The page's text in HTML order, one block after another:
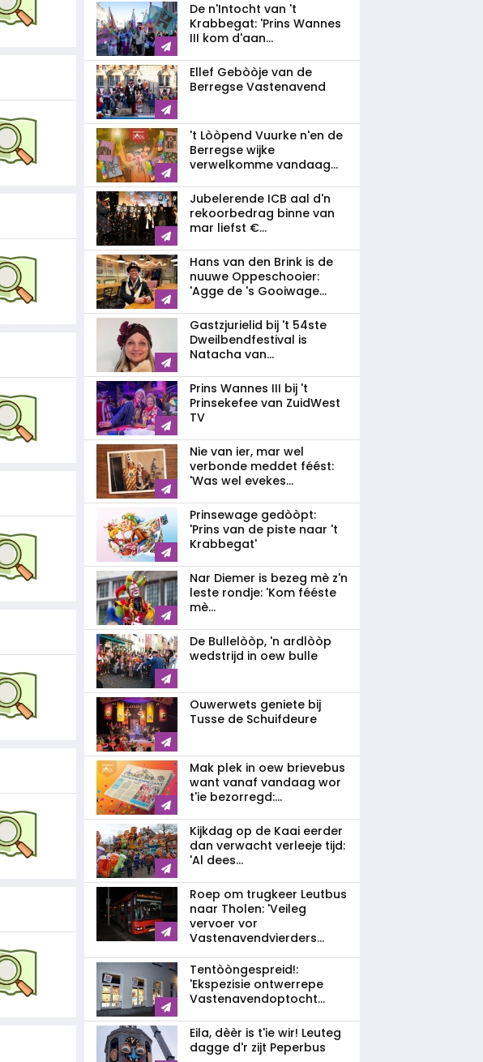
De n'Intocht van 't
Krabbegat: 'Prins Wannes
III kom d'aan...
Ellef Gebòòje van de
Berregse Vastenavend
't Lòòpend Vuurke n'en de
Berregse wijke
verwelkomme vandaag...
Jubelerende ICB aal d'n
rekoorbedrag binne van
mar liefst €...
Hans van den Brink is de
nuuwe Oppeschooier:
'Agge de 's Gooiwage...
Gastzjurielid bij 't 54ste
Dweilbendfestival is
Natacha van...
Prins Wannes III bij 't
Prinsekefee van ZuidWest
TV
Nie van ier, mar wel
verbonde meddet féést:
'Was wel evekes...
Prinsewage gedòòpt:
'Prins van de piste naar 't
Krabbegat'
Nar Diemer is bezeg mè z'n
leste rondje: 'Kom fééste
mè...
De Bullelòòp, 'n ardlòòp
wedstrijd in oew bulle
Ouwerwets geniete bij
Tusse de Schuifdeure
Mak plek in oew brievebus
want vanaf vandaag wor
t'ie bezorregd:...
Kijkdag op de Kaai eerder
dan verwacht verleeje tijd:
'Al dees...
Roep om trugkeer Leutbus
naar Tholen: 'Veileg
vervoer vor
Vastenavendvierders...
Tentòòngespreid!:
'Ekspezisie ontwerrepe
Vastenavendoptocht...
Eila, dèèr is t'ie wir! Leuteg
dagge d'r zijt Peperbus